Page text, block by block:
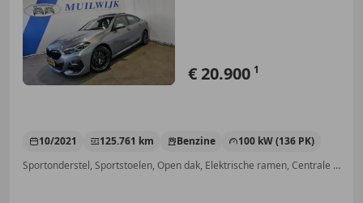
€ 20.900 1
10/2021 125.761 km Benzine
100 kW (136 PK)
Sportonderstel, Sportstoelen, Open dak, Elektrische ramen, Centrale vergrendeling, LED verlichting, Bluetooth, Panorama dak